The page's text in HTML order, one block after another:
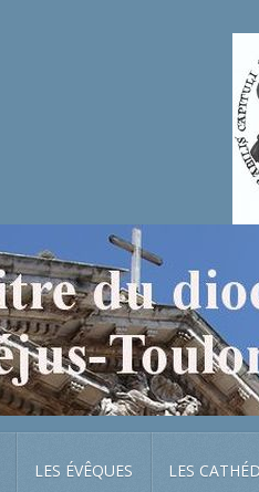
LES ÉVÊQUES LES